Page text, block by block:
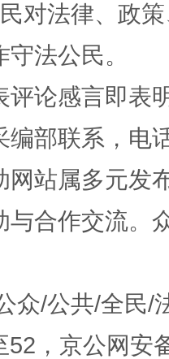
对法律、政
法公民。
评论感言即表
编部联系，电
网站属多元发
与合作交流。
众/公共/全民/
52，京公网安